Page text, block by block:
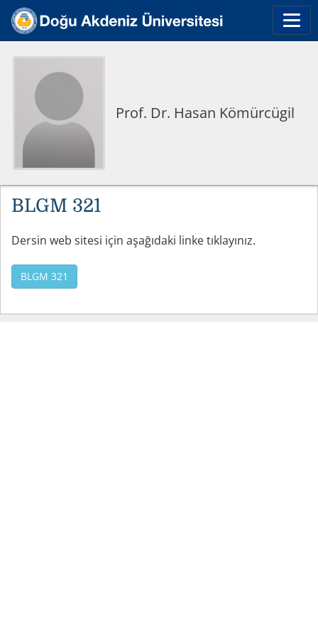
Prof. Dr. Hasan Kömürcügil
BLGM 321
Dersin web sitesi için aşağıdaki linke tıklayınız.
BLGM 321